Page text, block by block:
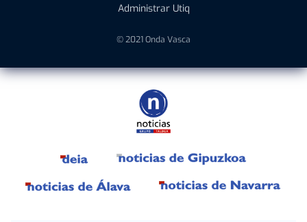
Administrar Utiq
© 2021 Onda Vasca